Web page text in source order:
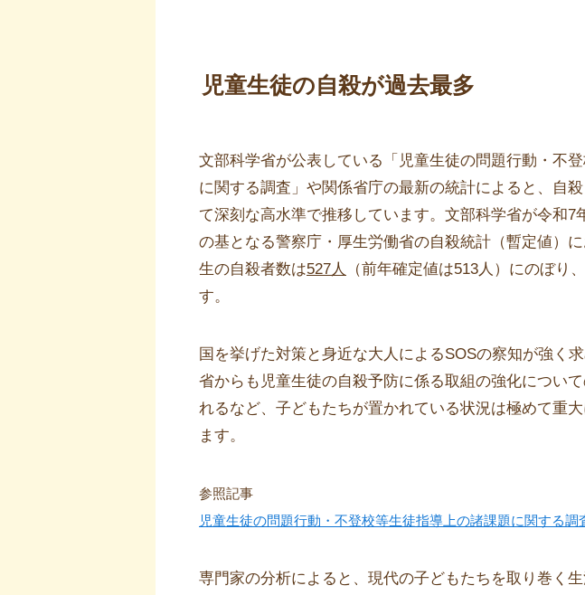
児童生徒の自殺が過去最多
文部科学省が公表している「児童生徒の問題行動・不
に関する調査」や関係省庁の最新の統計によると、自
て深刻な高水準で推移しています。文部科学省が令和7
の基となる警察庁・厚生労働省の自殺統計（暫定値）
生の自殺者数は527人
（前年確定値は513人）にのぼり
す。
国を挙げた対策と身近な大人によるSOSの察知が強く
省からも児童生徒の自殺予防に係る取組の強化につい
れるなど、子どもたちが置かれている状況は極めて重
ます。
参照記事
児童生徒の問題行動・不登校等生徒指導上の諸課題に関する調
専門家の分析によると、現代の子どもたちを取り巻く